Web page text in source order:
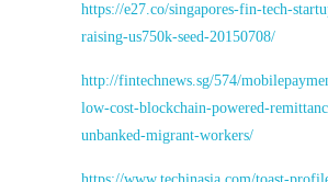
https://e27.co/singapores-fin-tech-
raising-us750k-seed-20150708/
http://fintechnews.sg/574/
low-cost-blockchain-powered-
unbanked-migrant-workers/